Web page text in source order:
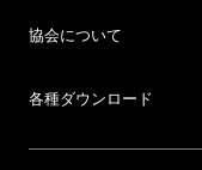
協会について
各種ダウンロード